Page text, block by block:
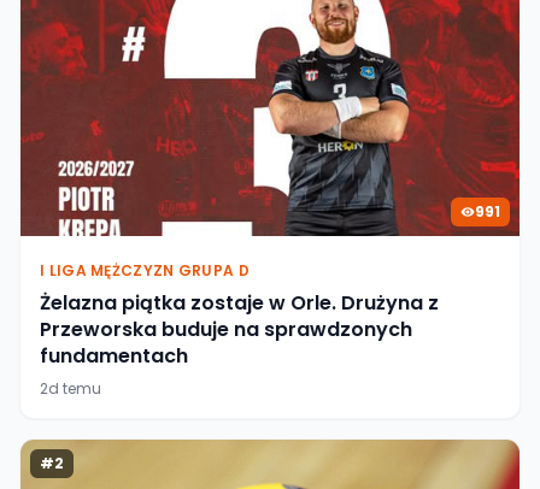
991
I LIGA MĘŻCZYZN GRUPA D
Żelazna piątka zostaje w Orle. Drużyna z
Przeworska buduje na sprawdzonych
fundamentach
2d temu
#2